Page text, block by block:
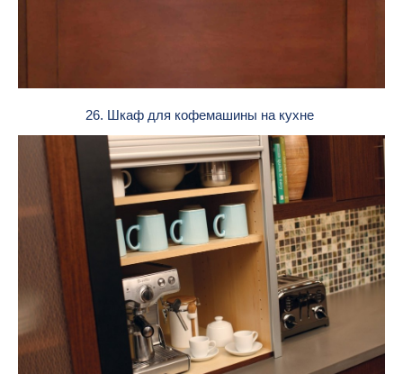
26. Шкаф для кофемашины на кухне